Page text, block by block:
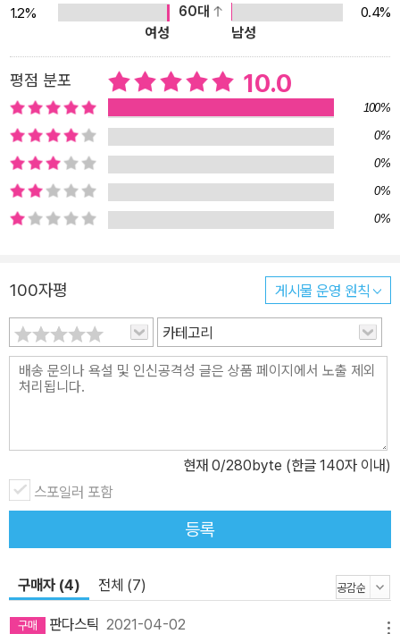
1.2%
60대
0.4%
여성
남성
평점 분포 10.0
100%
0%
0%
0%
0%
100자평 게시물 운영 원칙
카테고리
현재 0/280byte (한글 140자 이내)
스포일러 포함
등록
구매자 (4) 전체 (7)
판다스틱 2021-04-02